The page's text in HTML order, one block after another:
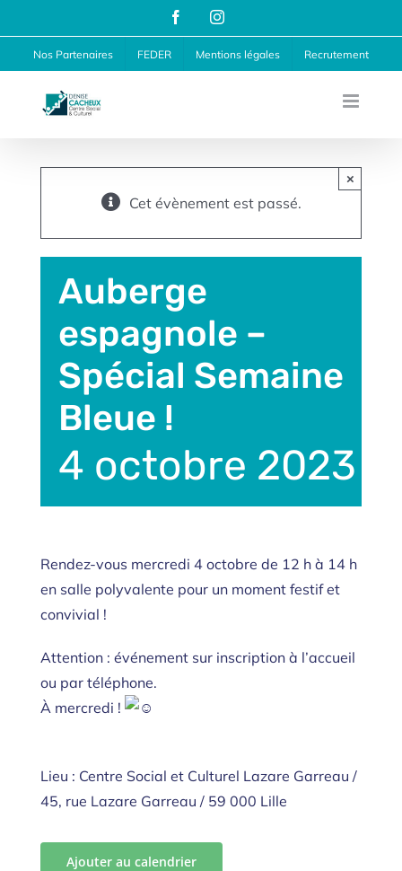
au
contenu
FacebookInstagram
Nos Partenaires FEDER Mentions légales Recrutement
Cet évènement est passé.
×
Auberge
espagnole –
Spécial Semaine
Bleue !
4 octobre 2023 |
Rendez-vous mercredi 4 octobre de 12 h à 14 h
en salle polyvalente pour un moment festif et
convivial !
Attention : événement sur inscription à l’accueil
ou par téléphone.
À mercredi !
Lieu : Centre Social et Culturel Lazare Garreau /
45, rue Lazare Garreau / 59 000 Lille
Ajouter au calendrier